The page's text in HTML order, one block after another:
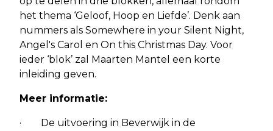
het thema ‘Geloof, Hoop en Liefde’. Denk aan
nummers als Somewhere in your Silent Night,
Angel's Carol en On this Christmas Day. Voor
ieder ‘blok’ zal Maarten Mantel een korte
inleiding geven.
Meer informatie:
· De uitvoering in Beverwijk in de